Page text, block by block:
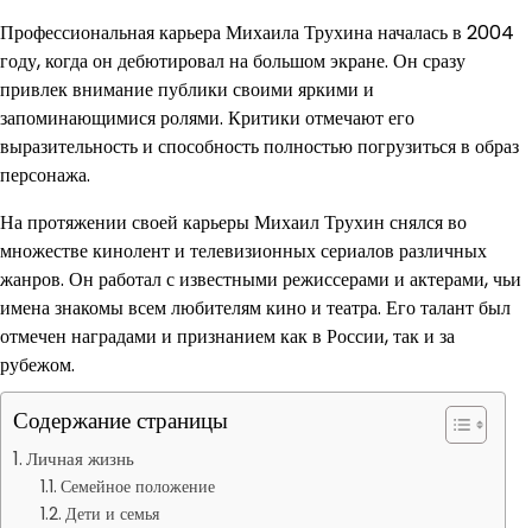
Профессиональная карьера Михаила Трухина началась в 2004
году, когда он дебютировал на большом экране. Он сразу
привлек внимание публики своими яркими и
запоминающимися ролями. Критики отмечают его
выразительность и способность полностью погрузиться в образ
персонажа.
На протяжении своей карьеры Михаил Трухин снялся во
множестве кинолент и телевизионных сериалов различных
жанров. Он работал с известными режиссерами и актерами, чьи
имена знакомы всем любителям кино и театра. Его талант был
отмечен наградами и признанием как в России, так и за
рубежом.
Содержание страницы
Личная жизнь
Семейное положение
Дети и семья